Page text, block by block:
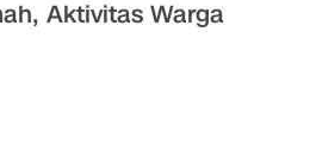
Aktivitas Warga